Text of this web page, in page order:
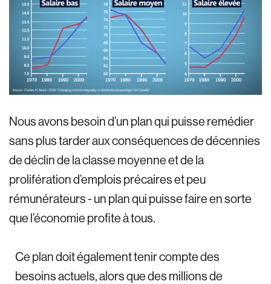
Nous avons besoin d’un plan qui puisse remédier
sans plus tarder aux conséquences de décennies
de déclin de la classe moyenne et de la
prolifération d’emplois précaires et peu
rémunérateurs - un plan qui puisse faire en sorte
que l’économie profite à tous.
Ce plan doit également tenir compte des
besoins actuels, alors que des millions de